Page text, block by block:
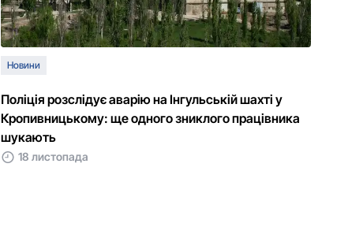
Новини
Поліція розслідує аварію на Інгульській шахті у
Кропивницькому: ще одного зниклого працівника
шукають
18 листопада